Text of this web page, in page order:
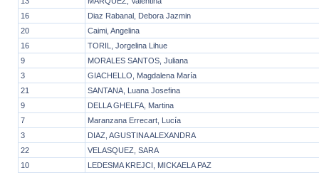
16
Diaz Rabanal, Debora Jazmin
20
Caimi, Angelina
16
TORIL, Jorgelina Lihue
9
MORALES SANTOS, Juliana
3
GIACHELLO, Magdalena María
21
SANTANA, Luana Josefina
9
DELLA GHELFA, Martina
7
Maranzana Errecart, Lucía
3
DIAZ, AGUSTINA ALEXANDRA
22
VELASQUEZ, SARA
10
LEDESMA KREJCI, MICKAELA PAZ